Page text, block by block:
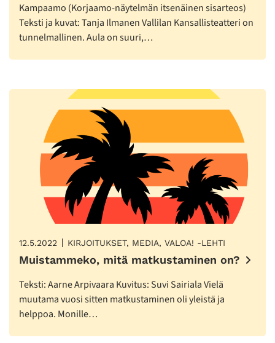
Kampaamo (Korjaamo-näytelmän itsenäinen sisarteos)
Teksti ja kuvat: Tanja Ilmanen Vallilan Kansallisteatteri on
tunnelmallinen. Aula on suuri,…
12.5.2022 KIRJOITUKSET, MEDIA, VALOA! -LEHTI
Muistammeko, mitä matkustaminen on?
Teksti: Aarne Arpivaara Kuvitus: Suvi Sairiala Vielä
muutama vuosi sitten matkustaminen oli yleistä ja
helppoa. Monille…